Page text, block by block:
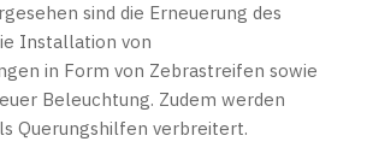
sind die Erneuerung des
Installation von
in Form von Zebrastreifen sowie
Beleuchtung. Zudem werden
Querungshilfen verbreitert.